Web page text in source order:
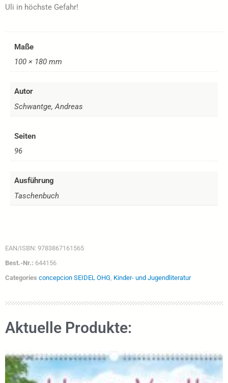
Uli in höchste Gefahr!
Maße
100 × 180 mm
Autor
Schwantge, Andreas
Seiten
96
Ausführung
Taschenbuch
EAN/ISBN: 9783867161565
Best.-Nr.: 644156
Categories concepcion SEIDEL OHG Kinder- und Jugendliteratur
Aktuelle Produkte: